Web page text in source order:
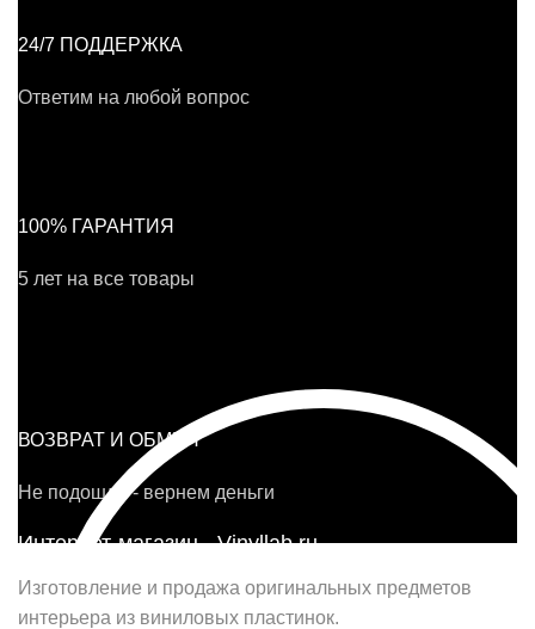
24/7 ПОДДЕРЖКА
Ответим на любой вопрос
100% ГАРАНТИЯ
5 лет на все товары
ВОЗВРАТ И ОБМЕН
Не подошло - вернем деньги
Интернет-магазин - Vinyllab.ru
Изготовление и продажа оригинальных предметов
интерьера из виниловых пластинок.